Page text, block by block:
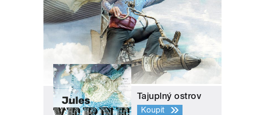
Tajuplný ostrov
Koupit